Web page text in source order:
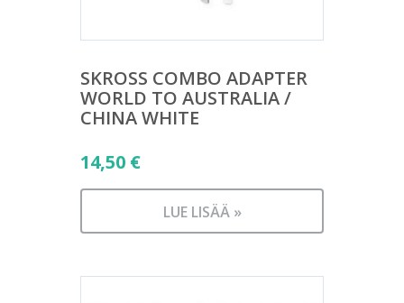
SKROSS COMBO ADAPTER
WORLD TO AUSTRALIA /
CHINA WHITE
14,50 €
LUE LISÄÄ »